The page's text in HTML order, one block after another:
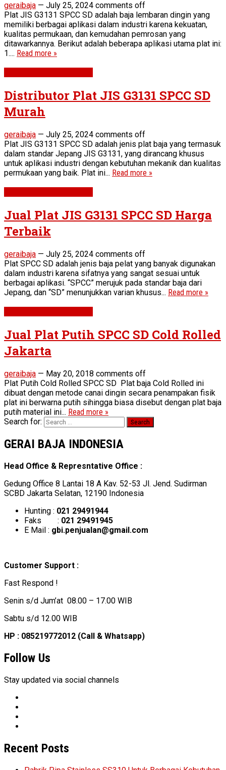
geraibaja — July 25, 2024 comments off
Plat JIS G3131 SPCC SD adalah baja lembaran dingin yang
memiliki berbagai aplikasi dalam industri karena kekuatan,
kualitas permukaan, dan kemudahan pemrosan yang
ditawarkannya. Berikut adalah beberapa aplikasi utama plat ini:
1.... Read more »
Distributor Plat JIS G3131 SPCC SD
Murah
geraibaja — July 25, 2024 comments off
Plat JIS G3131 SPCC SD adalah jenis plat baja yang termasuk
dalam standar Jepang JIS G3131, yang dirancang khusus
untuk aplikasi industri dengan kebutuhan mekanik dan kualitas
permukaan yang baik. Plat ini... Read more »
Jual Plat JIS G3131 SPCC SD Harga
Terbaik
geraibaja — July 25, 2024 comments off
Plat SPCC SD adalah jenis baja pelat yang banyak digunakan
dalam industri karena sifatnya yang sangat sesuai untuk
berbagai aplikasi. “SPCC” merujuk pada standar baja dari
Jepang, dan “SD” menunjukkan varian khusus... Read more »
Jual Plat Putih SPCC SD Cold Rolled
Jakarta
geraibaja — May 20, 2018 comments off
Plat Putih Cold Rolled SPCC SD Plat baja Cold Rolled ini
dibuat dengan metode canai dingin secara penampakan fisik
plat ini berwarna putih sihingga biasa disebut dengan plat baja
putih material ini... Read more »
Search for:
GERAI BAJA INDONESIA
Head Office & Represntative Office :
Gedung Office 8 Lantai 18 A Kav. 52-53 Jl. Jend. Sudirman
SCBD Jakarta Selatan, 12190 Indonesia
Hunting : 021 29491944
Faks : 021 29491945
E Mail : gbi.penjualan@gmail.com
Customer Support :
Fast Respond !
Senin s/d Jum’at 08.00 – 17.00 WIB
Sabtu s/d 12.00 WIB
HP : 085219772012 (Call & Whatsapp)
Follow Us
Stay updated via social channels
Recent Posts